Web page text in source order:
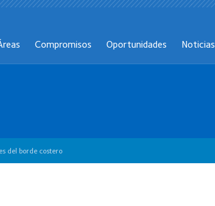
Compromisos Oportunidades Noticias
del borde costero